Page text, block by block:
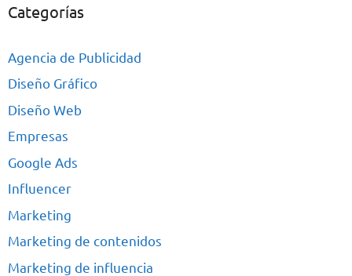
Categorías
Agencia de Publicidad
Diseño Gráfico
Diseño Web
Empresas
Google Ads
Influencer
Marketing
Marketing de contenidos
Marketing de influencia